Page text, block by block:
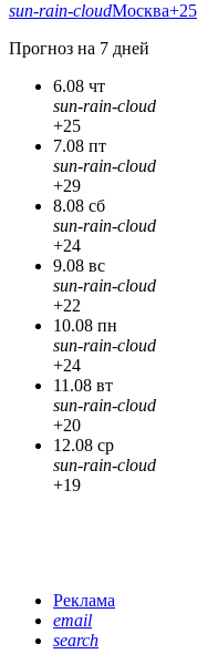
sun-rain-cloudМосква+25
Прогноз на 7 дней
6.08 чт
sun-rain-cloud
+25
7.08 пт
sun-rain-cloud
+29
8.08 сб
sun-rain-cloud
+24
9.08 вс
sun-rain-cloud
+22
10.08 пн
sun-rain-cloud
+24
11.08 вт
sun-rain-cloud
+20
12.08 ср
sun-rain-cloud
+19
Реклама
email
search